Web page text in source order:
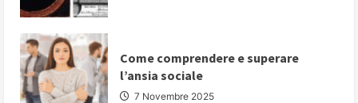
Come comprendere e superare
l’ansia sociale
7 Novembre 2025